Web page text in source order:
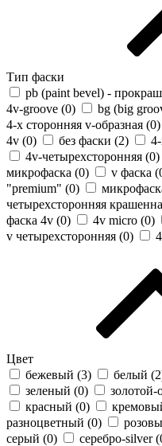
Тип фаски
pb (paint bevel) -
4v-groove (0) bg (big
4-х сторонняя v-образная (0)
4v (0) без фаски (2)
4v-четырехсторонняя (0)
микрофаска (0) v фаска (
"premium" (0)
четырехсторонняя
фаска 4v (0) 4v micro (0)
v четырехсторонняя (0)
Цвет
бежевый (3) белый (2
зеленый (0) золотой-
красный (0)
разноцветный (0)
серый (0) серебро-silver (